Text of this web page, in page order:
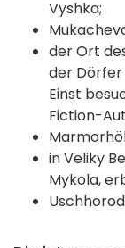
Vyshka;
der Ort
der Dörfer
Einst
Fiction-
in Veliky
Mykola,